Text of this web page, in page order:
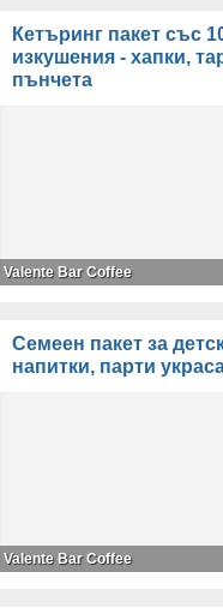
Кетъринг пакет със
изкушения - хапки,
пънчета
Valente Bar Coffee
Семеен пакет за
напитки, парти
Valente Bar Coffee